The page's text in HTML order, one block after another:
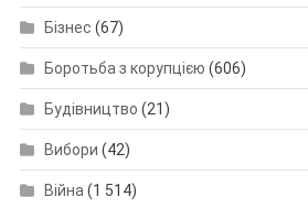
Бізнес (67)
Боротьба з корупцією (606)
Будівництво (21)
Вибори (42)
Війна(1 514)